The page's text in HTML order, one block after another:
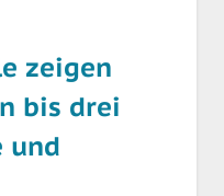
zeigen
bis drei
und